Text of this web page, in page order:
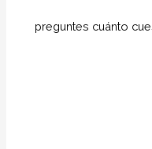
preguntes cuánto